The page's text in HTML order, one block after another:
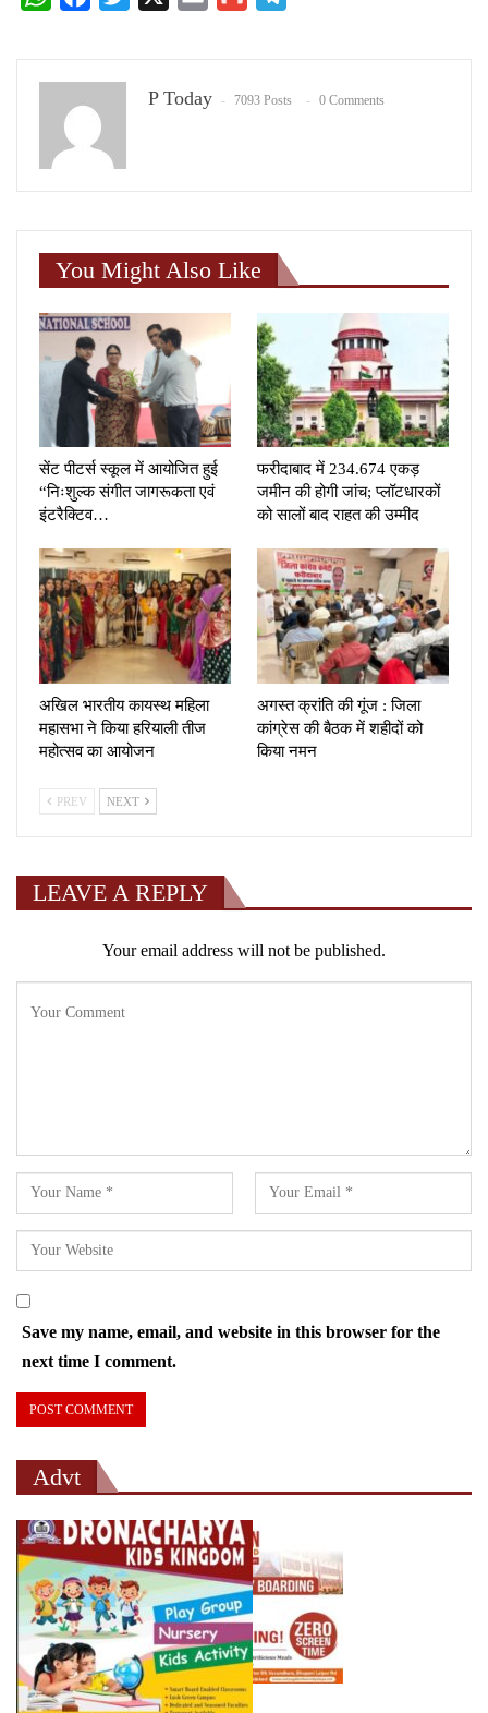
P Today 7093 Posts 0 Comments
You Might Also Like
सेंट पीटर्स स्कूल में आयोजित हुई
“निःशुल्क संगीत जागरूकता एवं
इंटरैक्टिव…
फरीदाबाद में 234.674 एकड़
जमीन की होगी जांच; प्लॉटधारकों
को सालों बाद राहत की उम्मीद
अखिल भारतीय कायस्थ महिला
महासभा ने किया हरियाली तीज
महोत्सव का आयोजन
अगस्त क्रांति की गूंज : जिला
कांग्रेस की बैठक में शहीदों को
किया नमन
PREV NEXT
LEAVE A REPLY
Your email address will not be published.
Save my name, email, and website in this browser for the
next time I comment.
Advt